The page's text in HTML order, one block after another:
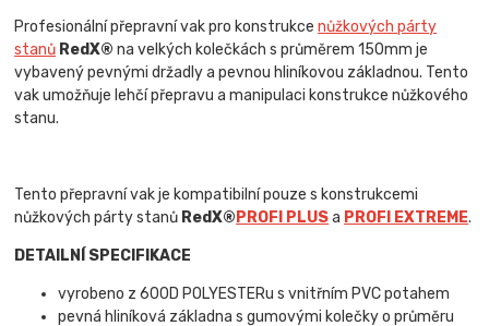
Profesionální přepravní vak pro konstrukcenůžkových párty
stanů RedX®na velkých kolečkách s průměrem 150mm je
vybavený pevnými držadly a pevnou hliníkovou základnou. Tento
vak umožňuje lehčí přepravu a manipulaci konstrukce nůžkového
stanu.
Tento přepravní vak je kompatibilní pouze s konstrukcemi
nůžkových párty stanů RedX® PROFI PLUSa PROFI EXTREME.
DETAILNÍ SPECIFIKACE
vyrobeno z 600D POLYESTERu s vnitřním PVC potahem
pevná hliníková základna s gumovými kolečky o průměru